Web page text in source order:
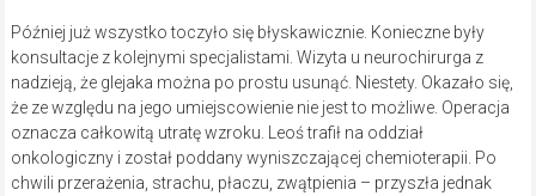
Później już wszystko toczyło się błyskawicznie. Konieczne były
konsultacje z kolejnymi specjalistami. Wizyta u neurochirurga z
nadzieją, że glejaka można po prostu usunąć. Niestety. Okazało się,
że ze względu na jego umiejscowienie nie jest to możliwe. Operacja
oznacza całkowitą utratę wzroku. Leoś trafił na oddział
onkologiczny i został poddany wyniszczającej chemioterapii. Po
chwili przerażenia, strachu, płaczu, zwątpienia – przyszła jednak